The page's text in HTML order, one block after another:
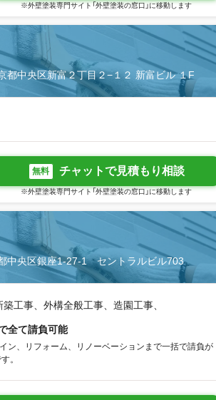
※外壁塗装専門サイト「外壁塗装の窓口」に移動します
都中央区新富２丁目２−１２ 新富ビル １F
無料 チャットで見積もり相談
※外壁塗装専門サイト「外壁塗装の窓口」に移動します
中央区銀座1-27-1 セントラルビル703
工事、外構全般工事、造園工事、
全て請負可能
ン、リフォーム、リノーベーションまで一括で請負が
。